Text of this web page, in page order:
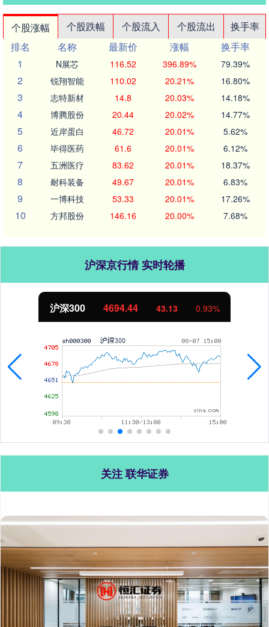
个股涨幅 个股跌幅 个股流入 个股流出
换手率
排名
名称 最新价 涨幅
换手率
1
N展芯 116.52 396.89% 79.39%
2 锐翔智能 110.02 20.21% 16.80%
3 志特新材 14.8 20.03% 14.18%
4 博腾股份 20.44 20.02% 14.77%
5 近岸蛋白 46.72 20.01% 5.62%
6 毕得医药 61.6 20.01% 6.12%
7 五洲医疗 83.62 20.01% 18.37%
8 耐科装备 49.67 20.01% 6.83%
9 一博科技 53.33 20.01% 17.26%
10 方邦股份 146.16 20.00% 7.68%
沪深京行情 实时轮播
沪深300 4694.44 43.13 0.93%
关注 联华证券